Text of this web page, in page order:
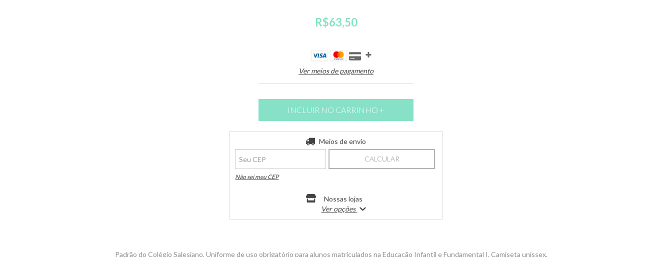
R$63,50
Ver meios de pagamento
Meios de envio
CALCULAR
Não sei meu CEP
Nossas lojas
Ver opções
Padrão do Colégio Salesiano. Uniforme de uso obrigatório para alunos matriculados na Educação Infantil e Fundamental I. Camiseta unissex,